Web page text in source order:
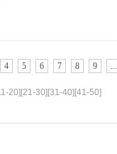
4 5 6 7 8 9
20] [21-30] [31-40] [41-50]